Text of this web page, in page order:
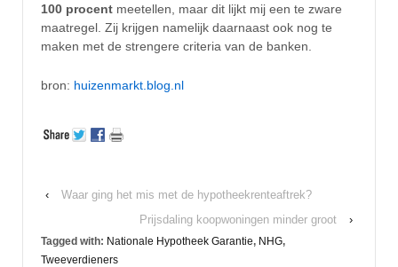
100 procent meetellen, maar dit lijkt mij een te zware
maatregel. Zij krijgen namelijk daarnaast ook nog te
maken met de strengere criteria van de banken.
bron: huizenmarkt.blog.nl
‹
Waar ging het mis met de hypotheekrenteaftrek?
Prijsdaling koopwoningen minder groot
›
Tagged with: Nationale Hypotheek Garantie, NHG,
Tweeverdieners